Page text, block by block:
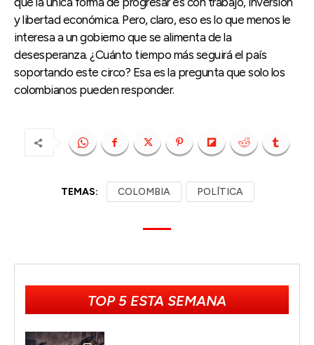
y libertad económica. Pero, claro, eso es lo que menos le
interesa a un gobierno que se alimenta de la
desesperanza. ¿Cuánto tiempo más seguirá el país
soportando este circo? Esa es la pregunta que solo los
colombianos pueden responder.
TEMAS: COLOMBIA POLÍTICA
TOP 5 ESTA SEMANA